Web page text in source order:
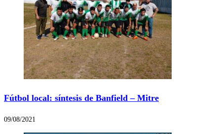
Fútbol local: síntesis de Banfield – Mitre
09/08/2021